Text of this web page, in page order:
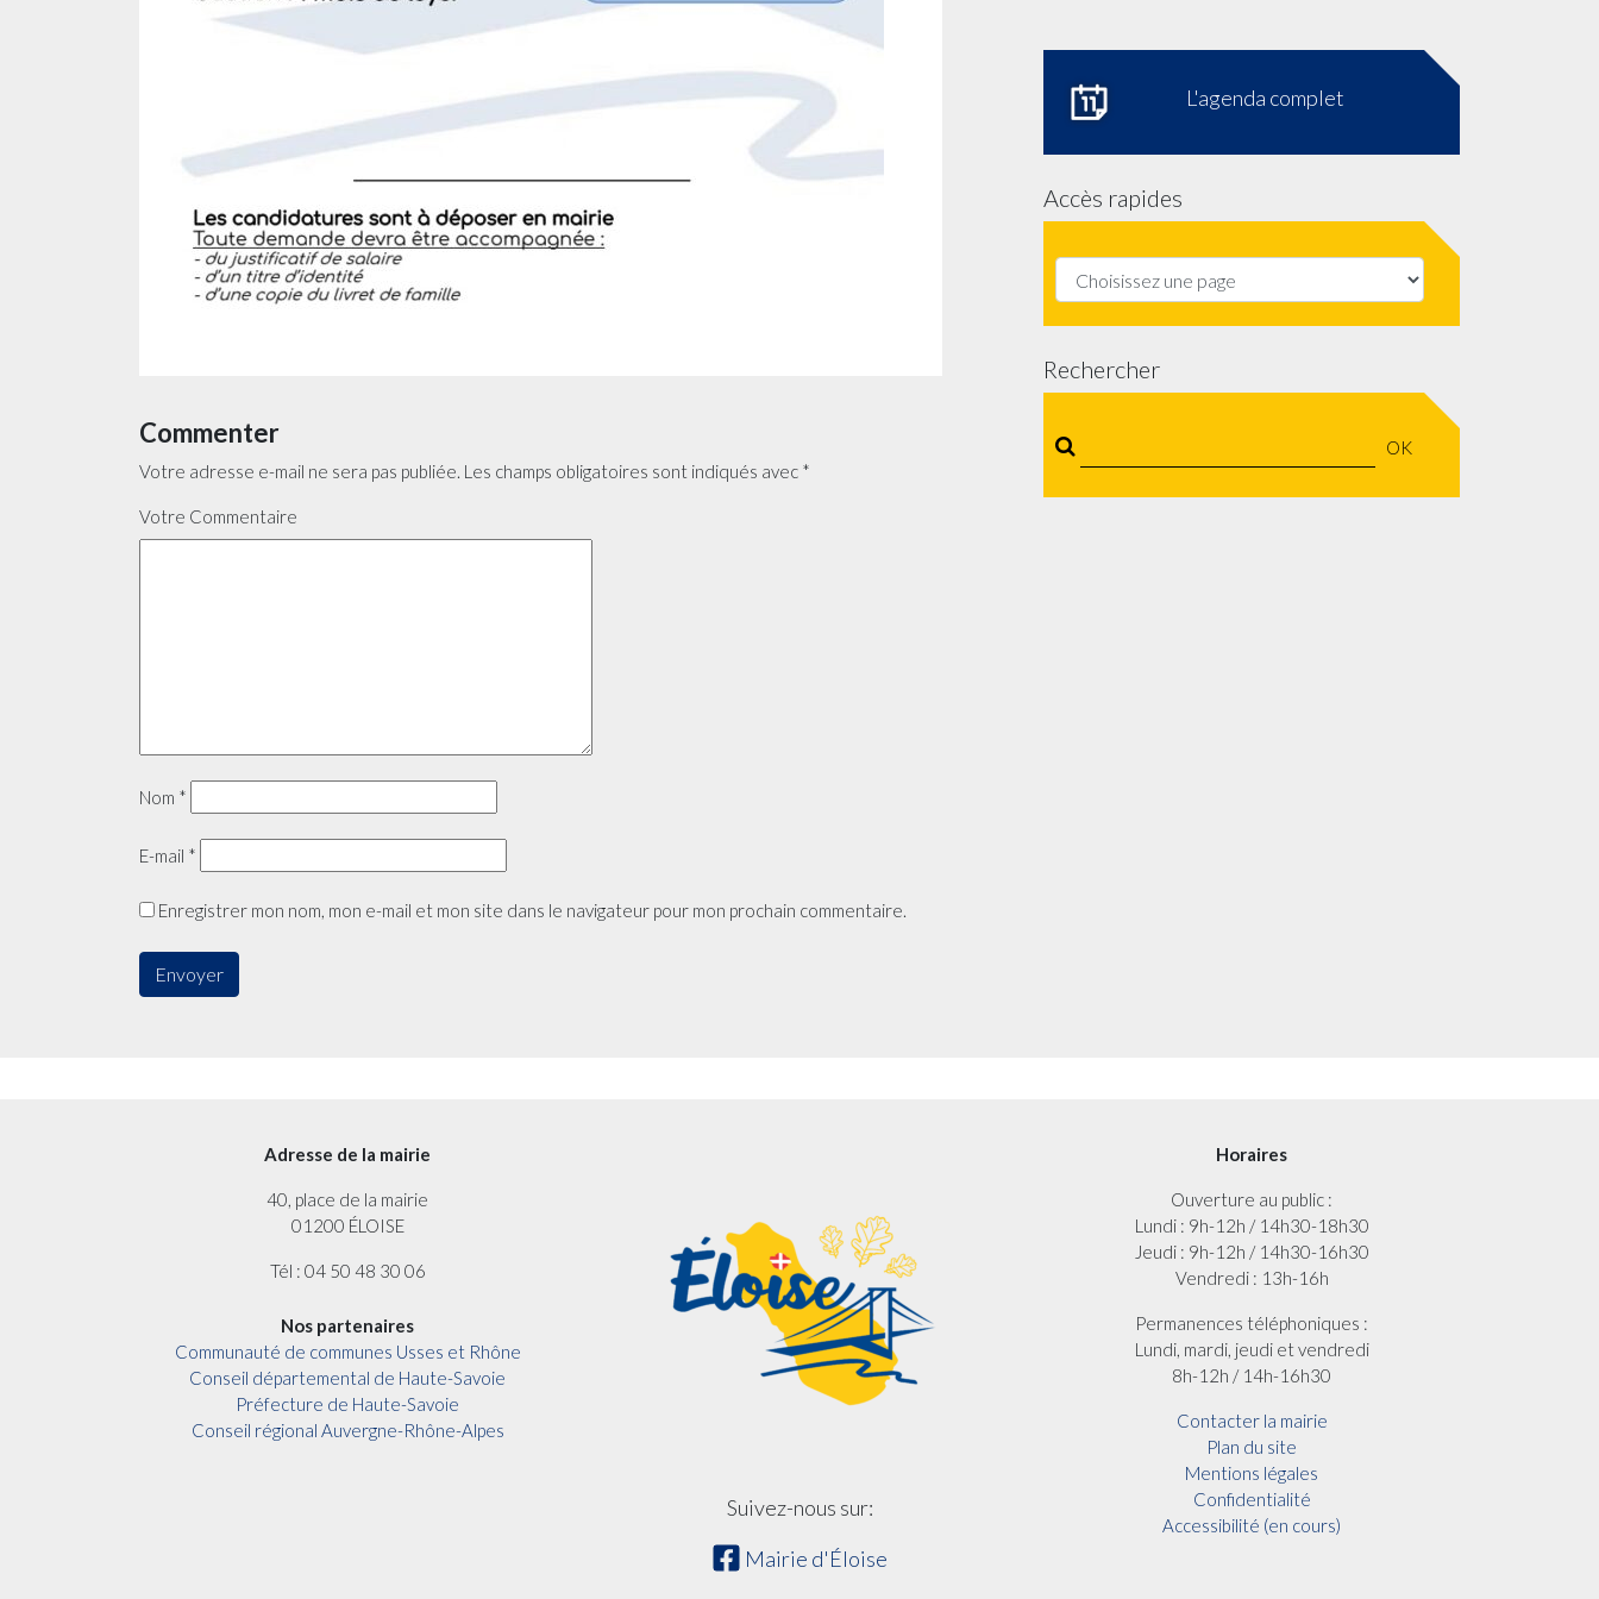
Commenter
Votre adresse e-mail ne sera pas publiée. Les champs obligatoires sont indiqués avec *
Votre Commentaire
Nom *
E-mail *
Enregistrer mon nom, mon e-mail et mon site dans le navigateur pour mon prochain commentaire.
L'agenda complet
Accès rapides
Rechercher
OK
Adresse de la mairie
40, place de la mairie
01200 ÉLOISE
Tél : 04 50 48 30 06
Nos partenaires
Communauté de communes Usses et Rhône
Conseil départemental de Haute-Savoie
Préfecture de Haute-Savoie
Conseil régional Auvergne-Rhône-Alpes
Suivez-nous sur:
Mairie d'Éloise
Horaires
Ouverture au public :
Lundi : 9h-12h / 14h30-18h30
Jeudi : 9h-12h / 14h30-16h30
Vendredi : 13h-16h
Permanences téléphoniques :
Lundi, mardi, jeudi et vendredi
8h-12h / 14h-16h30
Contacter la mairie
Plan du site
Mentions légales
Confidentialité
Accessibilité (en cours)